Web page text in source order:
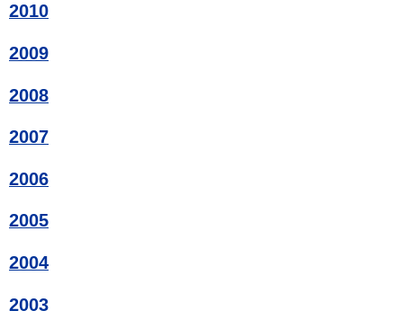
2010
2009
2008
2007
2006
2005
2004
2003